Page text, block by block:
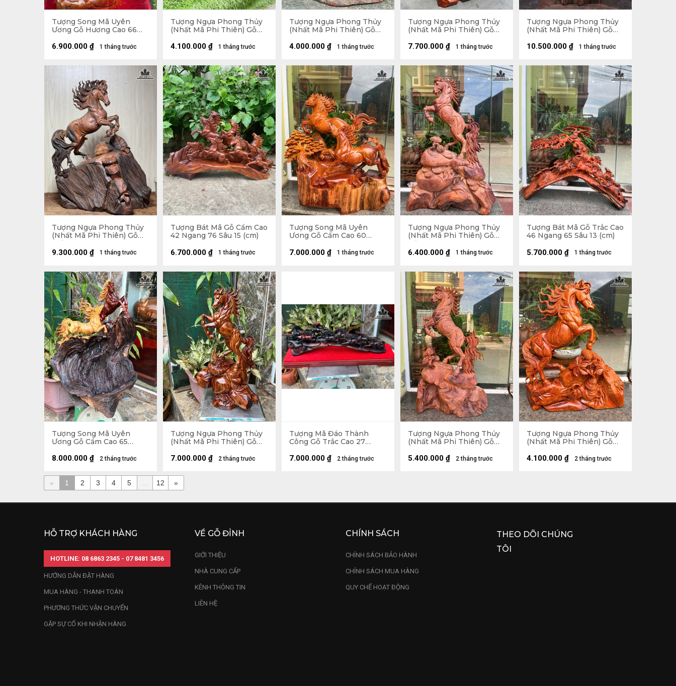
Tượng Song Mã Uyên
Ương Gỗ Hương Cao 66
1 tháng trước
6.900.000 ₫
Tượng Ngựa Phong Thủy
(Nhất Mã Phi Thiên) Gỗ
Sâu 25 (cm)
1 tháng trước
4.100.000 ₫
Tượng Ngựa Phong Thủy
(Nhất Mã Phi Thiên) Gỗ
Sâu 17 (cm)
1 tháng trước
4.000.000 ₫
Tượng Ngựa Phong Thủy
(Nhất Mã Phi Thiên) Gỗ
Sâu 24 (cm) - 20kg
1 tháng trước
7.700.000 ₫
Tượng Ngựa Phong Thủy
(Nhất Mã Phi Thiên) Gỗ
20 (cm)
1 tháng trước
10.500.000 ₫
Tượng Ngựa Phong Thủy
(Nhất Mã Phi Thiên) Gỗ
Trắc Cao 48 Ngang 35 Sâu
17 (cm)
1 tháng trước
9.300.000 ₫
Tượng Bát Mã Gỗ Cẩm Cao
42 Ngang 76 Sâu 15 (cm)
1 tháng trước
6.700.000 ₫
Tượng Song Mã Uyên
Ương Gỗ Cẩm Cao 60
1 tháng trước
7.000.000 ₫
Tượng Ngựa Phong Thủy
(Nhất Mã Phi Thiên) Gỗ
Cẩm Cao 73 Ngang 48 Sâu
20 (cm)
1 tháng trước
6.400.000 ₫
Tượng Bát Mã Gỗ Trắc Cao
46 Ngang 65 Sâu 13 (cm)
1 tháng trước
5.700.000 ₫
Tượng Song Mã Uyên
Ương Gỗ Cẩm Cao 65
2 tháng trước
8.000.000 ₫
Tượng Ngựa Phong Thủy
(Nhất Mã Phi Thiên) Gỗ
30 (cm)
2 tháng trước
7.000.000 ₫
Tượng Mã Đáo Thành
Công Gỗ Trắc Cao 27
2 tháng trước
7.000.000 ₫
Tượng Ngựa Phong Thủy
(Nhất Mã Phi Thiên) Gỗ
Sâu 15 (cm)
2 tháng trước
5.400.000 ₫
Tượng Ngựa Phong Thủy
(Nhất Mã Phi Thiên) Gỗ
Sâu 15 (cm)
2 tháng trước
4.100.000 ₫
« 1 2 3 4 5 12 »
HỖ TRỢ KHÁCH HÀNG
HOTLINE: 08 6863 2345 - 07 8481 3456
HƯỚNG DẪN ĐẶT HÀNG
MUA HÀNG - THANH TOÁN
PHƯƠNG THỨC VẬN CHUYỂN
GẶP SỰ CỐ KHI NHẬN HÀNG
VỀ GỖ ĐỈNH
GIỚI THIỆU
NHÀ CUNG CẤP
KÊNH THÔNG TIN
LIÊN HỆ
CHÍNH SÁCH
CHÍNH SÁCH BẢO HÀNH
CHÍNH SÁCH MUA HÀNG
QUY CHẾ HOẠT ĐỘNG
THEO DÕI CHÚNG
TÔI